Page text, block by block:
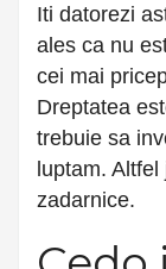
Iti datorezi
ales ca nu
cei mai
Dreptatea
trebuie sa
luptam.
zadarnice.